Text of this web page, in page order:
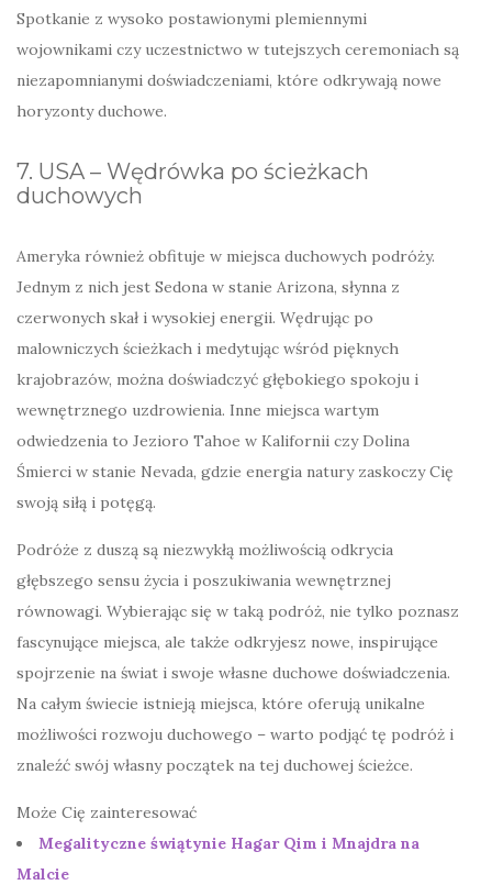
Spotkanie z wysoko postawionymi plemiennymi
wojownikami czy uczestnictwo w tutejszych ceremoniach są
niezapomnianymi doświadczeniami, które odkrywają nowe
horyzonty duchowe.
7. USA – Wędrówka po ścieżkach
duchowych
Ameryka również obfituje w miejsca duchowych podróży.
Jednym z nich jest Sedona w stanie Arizona, słynna z
czerwonych skał i wysokiej energii. Wędrując po
malowniczych ścieżkach i medytując wśród pięknych
krajobrazów, można doświadczyć głębokiego spokoju i
wewnętrznego uzdrowienia. Inne miejsca wartym
odwiedzenia to Jezioro Tahoe w Kalifornii czy Dolina
Śmierci w stanie Nevada, gdzie energia natury zaskoczy Cię
swoją siłą i potęgą.
Podróże z duszą są niezwykłą możliwością odkrycia
głębszego sensu życia i poszukiwania wewnętrznej
równowagi. Wybierając się w taką podróż, nie tylko poznasz
fascynujące miejsca, ale także odkryjesz nowe, inspirujące
spojrzenie na świat i swoje własne duchowe doświadczenia.
Na całym świecie istnieją miejsca, które oferują unikalne
możliwości rozwoju duchowego – warto podjąć tę podróż i
znaleźć swój własny początek na tej duchowej ścieżce.
Może Cię zainteresować
Megalityczne świątynie Hagar Qim i Mnajdra na
Malcie